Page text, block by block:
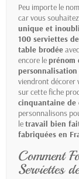
Peu importe le
car vous
unique et
100 serviettes
table brodée
encore le prénom
personnalisation
viendront décorer
sur cette fiche
cinquantaine
personnalisons
letravail bien
fabriquées en
Comment
Serviettes